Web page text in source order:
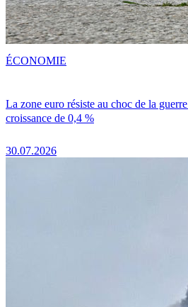
La zone euro résiste au choc de la
croissance de 0,4 %
30.07.2026
ÉCONOMIE